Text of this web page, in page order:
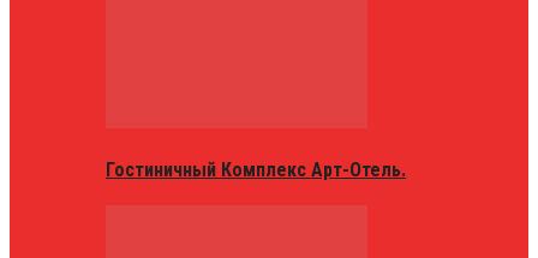
Гостиничный Комплекс Арт-Отель.